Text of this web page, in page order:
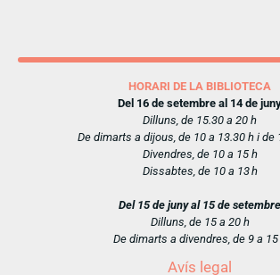
HORARI DE LA BIBLIOTECA
Del 16 de setembre al 14 de
Dilluns, de 15.30 a 20 h
De dimarts a dijous, de 10 a 13.30 h i de
Divendres, de 10 a 15 h
Dissabtes, de 10 a 13 h
Del 15 de juny al 15 de setembre
Dilluns, de 15 a 20 h
De dimarts a divendres, de 9 a 15
Avís legal